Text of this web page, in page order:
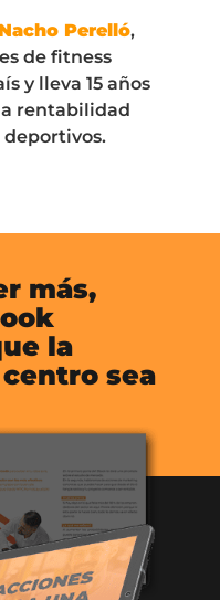
Perelló,
de fitness
y lleva 15 años
rentabilidad
deportivos.
más,
la
sea